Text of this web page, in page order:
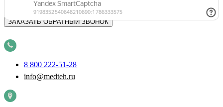
8 800 222-51-28
info@medteh.ru